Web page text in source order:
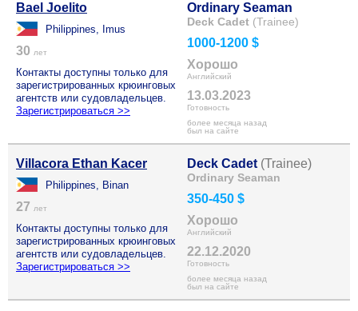
Bael Joelito
Philippines, Imus
30 лет
Контакты доступны только для
зарегистрированных крюинговых
агентств или судовладельцев.
Зарегистрироваться >>
Ordinary Seaman
Deck Cadet (Trainee)
1000-1200 $
Хорошо
Английский
13.03.2023
Готовность
более месяца назад
был на сайте
Villacora Ethan Kacer
Philippines, Binan
27 лет
Контакты доступны только для
зарегистрированных крюинговых
агентств или судовладельцев.
Зарегистрироваться >>
Deck Cadet (Trainee)
Ordinary Seaman
350-450 $
Хорошо
Английский
22.12.2020
Готовность
более месяца назад
был на сайте